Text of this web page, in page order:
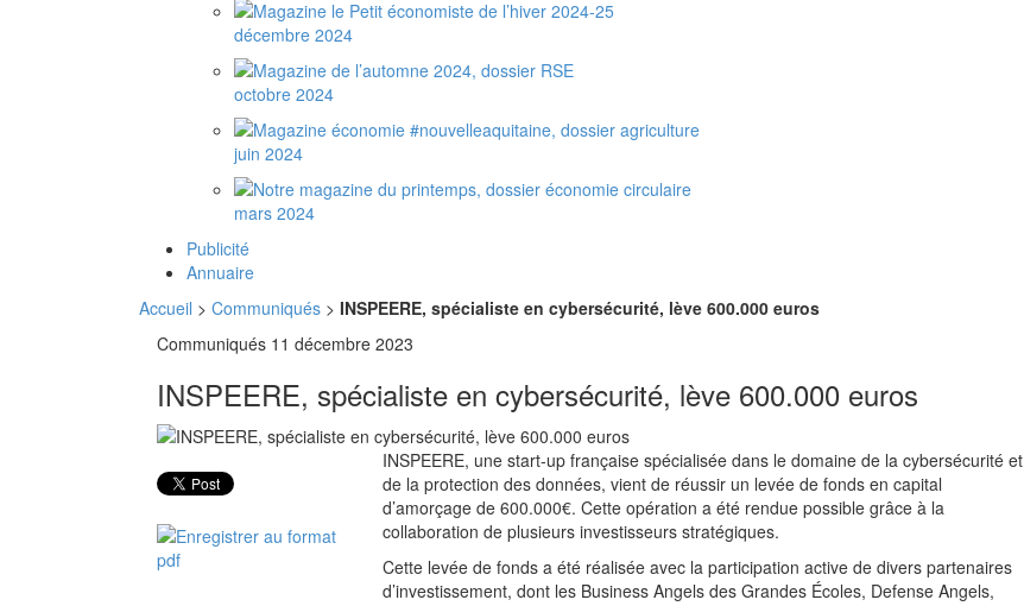
décembre 2024
octobre 2024
juin 2024
mars 2024
Publicité
Annuaire
Accueil > Communiqués > INSPEERE, spécialiste en cybersécurité, lève 600.000 euros
Communiqués 11 décembre 2023
INSPEERE, spécialiste en cybersécurité, lève 600.000 euros
INSPEERE, une start-up française spécialisée dans le domaine de la cybersécurité et
de la protection des données, vient de réussir un levée de fonds en capital
d’amorçage de 600.000€. Cette opération a été rendue possible grâce à la
collaboration de plusieurs investisseurs stratégiques.
Cette levée de fonds a été réalisée avec la participation active de divers partenaires
d’investissement, dont les Business Angels des Grandes Écoles, Defense Angels,